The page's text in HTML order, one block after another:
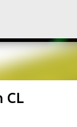
principal
CL